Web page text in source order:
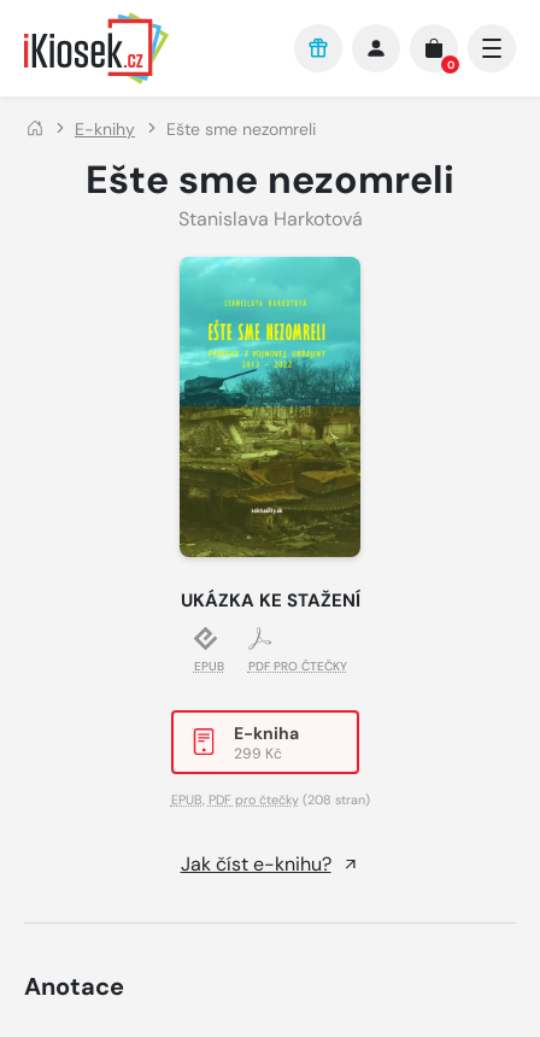
Přejít na hlavní obsah
0
E-knihy Ešte sme nezomreli
Ešte sme nezomreli
Stanislava Harkotová
UKÁZKA KE STAŽENÍ
EPUB PDF PRO ČTEČKY
E-kniha
299 Kč
EPUB PDF pro čtečky(208 stran)
Jak číst e-knihu?
Anotace